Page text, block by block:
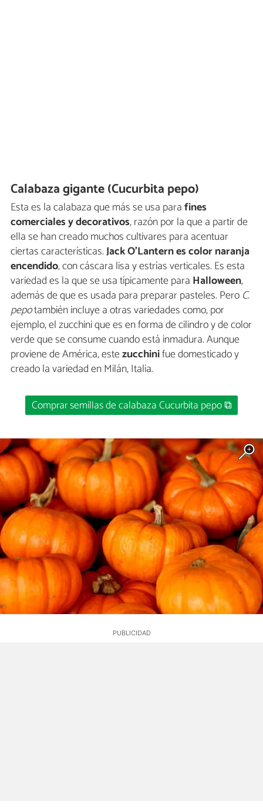
Calabaza gigante (Cucurbita pepo)
Esta es la calabaza que más se usa parafines
comerciales y decorativos, razón por la que a partir de
ella se han creado muchos cultivares para acentuar
ciertas características.Jack O’Lantern es color naranja
encendido, con cáscara lisa y estrías verticales. Es esta
variedad es la que se usa típicamente para Halloween,
además de que es usada para preparar pasteles. Pero C.
pepotambién incluye a otras variedades como, por
ejemplo, el zucchini que es en forma de cilindro y de color
verde que se consume cuando está inmadura. Aunque
proviene de América, estezucchinifue domesticado y
creado la variedad en Milán, Italia.
Comprar semillas de calabaza Cucurbita pepo ⧉